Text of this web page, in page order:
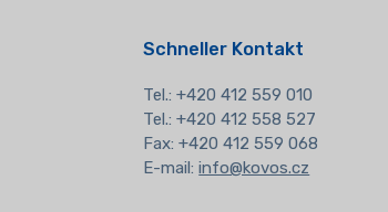
Schneller Kontakt
Tel.:+420 412 559 010
Tel.: +420 412 558 527
Fax: +420 412 559 068
E-mail:info@kovos.cz